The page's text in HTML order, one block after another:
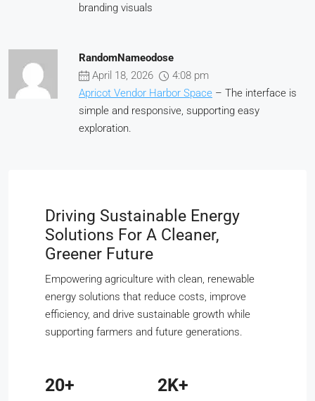
branding visuals
RandomNameodose
April 18, 2026
4:08 pm
Apricot Vendor Harbor Space – The interface is
simple and responsive, supporting easy
exploration.
Driving Sustainable Energy
Solutions For A Cleaner,
Greener Future
Empowering agriculture with clean, renewable
energy solutions that reduce costs, improve
efficiency, and drive sustainable growth while
supporting farmers and future generations.
20+ 2K+